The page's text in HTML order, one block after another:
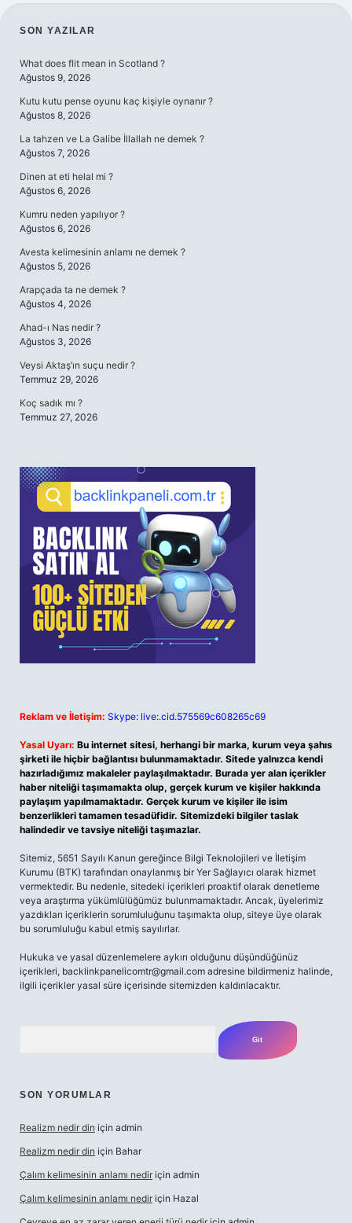
SIDEBAR
SON YAZILAR
What does flit mean in Scotland ?
Ağustos 9, 2026
Kutu kutu pense oyunu kaç kişiyle oynanır ?
Ağustos 8, 2026
La tahzen ve La Galibe İllallah ne demek ?
Ağustos 7, 2026
Dinen at eti helal mi ?
Ağustos 6, 2026
Kumru neden yapılıyor ?
Ağustos 6, 2026
Avesta kelimesinin anlamı ne demek ?
Ağustos 5, 2026
Arapçada ta ne demek ?
Ağustos 4, 2026
Ahad-ı Nas nedir ?
Ağustos 3, 2026
Veysi Aktaş’ın suçu nedir ?
Temmuz 29, 2026
Koç sadık mı ?
Temmuz 27, 2026
Reklam ve İletişim: Skype: live:.cid.575569c608265c69
Yasal Uyarı: Bu internet sitesi, herhangi bir marka, kurum veya şahıs
şirketi ile hiçbir bağlantısı bulunmamaktadır. Sitede yalnızca kendi
hazırladığımız makaleler paylaşılmaktadır. Burada yer alan içerikler
haber niteliği taşımamakta olup, gerçek kurum ve kişiler hakkında
paylaşım yapılmamaktadır. Gerçek kurum ve kişiler ile isim
benzerlikleri tamamen tesadüfidir. Sitemizdeki bilgiler taslak
halindedir ve tavsiye niteliği taşımazlar.
Sitemiz, 5651 Sayılı Kanun gereğince Bilgi Teknolojileri ve İletişim
Kurumu (BTK) tarafından onaylanmış bir Yer Sağlayıcı olarak hizmet
vermektedir. Bu nedenle, sitedeki içerikleri proaktif olarak denetleme
veya araştırma yükümlülüğümüz bulunmamaktadır. Ancak, üyelerimiz
yazdıkları içeriklerin sorumluluğunu taşımakta olup, siteye üye olarak
bu sorumluluğu kabul etmiş sayılırlar.
Hukuka ve yasal düzenlemelere aykırı olduğunu düşündüğünüz
içerikleri, backlinkpanelicomtr@gmail.com adresine bildirmeniz halinde,
ilgili içerikler yasal süre içerisinde sitemizden kaldırılacaktır.
SON YORUMLAR
Realizm nedir din için admin
Realizm nedir din için Bahar
Çalım kelimesinin anlamı nedir için admin
Çalım kelimesinin anlamı nedir için Hazal